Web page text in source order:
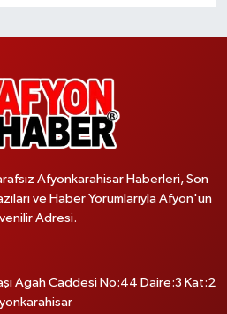
Afyonkarahisar Haberleri, Son
ve Haber Yorumlarıyla Afyon'un
Adresi.
Agah Caddesi No:44 Daire:3 Kat:2